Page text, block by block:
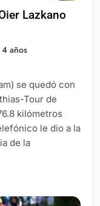
Lazkano
4 años
se quedó con
Tour de
kilómetros
le dio a la
de la